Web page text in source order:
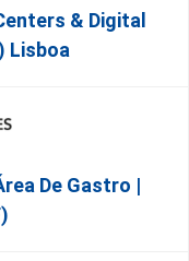
& Digital
De Gastro |